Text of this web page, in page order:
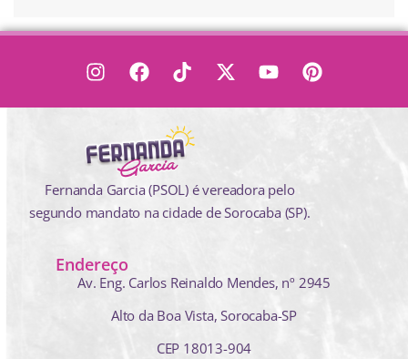
Fernanda Garcia (PSOL) é vereadora pelo
segundo mandato na cidade de Sorocaba (SP).
Endereço
Av. Eng. Carlos Reinaldo Mendes, nº 2945
Alto da Boa Vista, Sorocaba-SP
CEP 18013-904